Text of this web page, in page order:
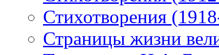
Стихотворения
Страницы жизни